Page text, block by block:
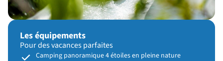
Les équipements
Pour des vacances parfaites
Camping panoramique 4 étoiles en pleine nature